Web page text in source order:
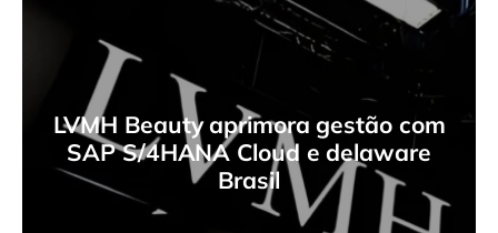
LVMH Beauty aprimora gestão com
SAP S/4HANA Cloud e delaware
Brasil